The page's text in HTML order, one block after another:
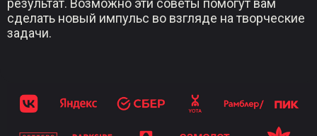
результат. Возможно эти советы помогут вам
сделать новый импульс во взгляде на творческие
задачи.